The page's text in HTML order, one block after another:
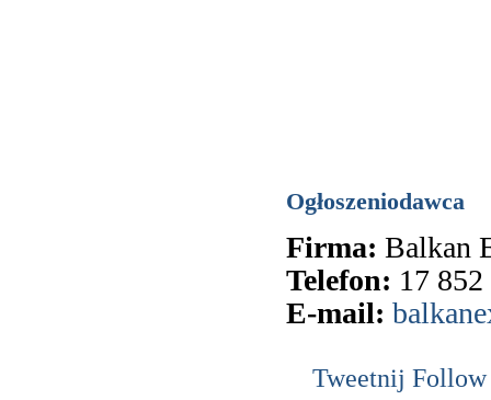
Ogłoszeniodawca
Firma: Balkan
Telefon: 17
E-mail:
Tweetnij